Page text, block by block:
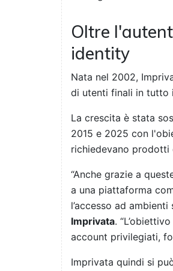
Oltre
identity
Nata nel 2002,
di utenti finali in tutto
La crescita è stata
2015 e 2025 con
richiedevano prodotti
“Anche grazie a
a una piattaforma
l’accesso ad
Imprivata.
account privilegiati,
Imprivata quindi si